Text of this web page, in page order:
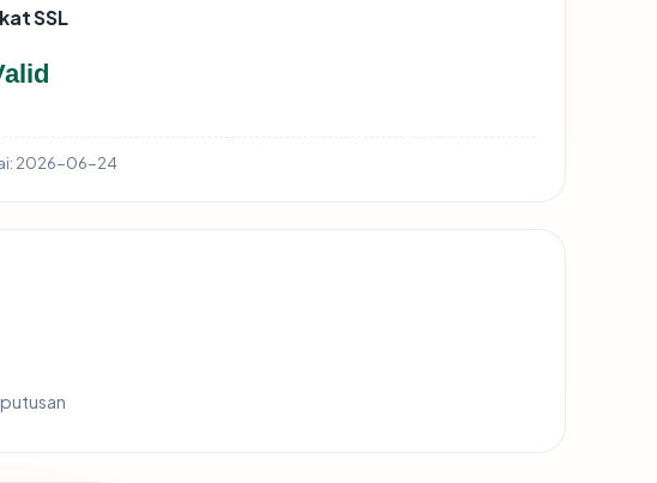
SSL
2026-06-24